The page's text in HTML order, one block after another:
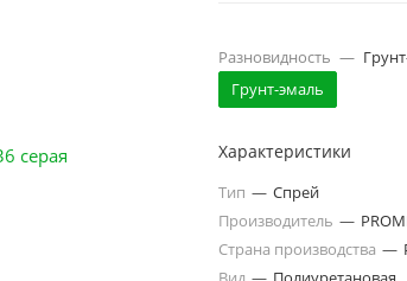
Разновидность —
Грунт-эмаль
Характеристики
Тип — Спрей
Производитель —
Страна производства —